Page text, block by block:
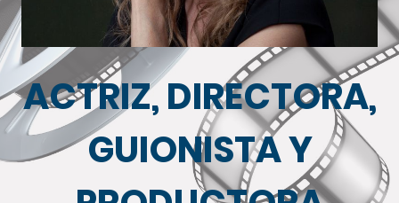
ACTRIZ, DIRECTORA,
GUIONISTA Y